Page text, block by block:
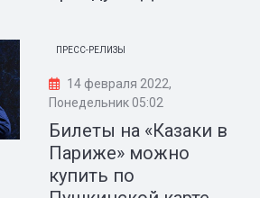
ПРЕСС-РЕЛИЗЫ
14 февраля 2022,
Понедельник 05:02
Билеты на «Казаки в
Париже» можно
купить по